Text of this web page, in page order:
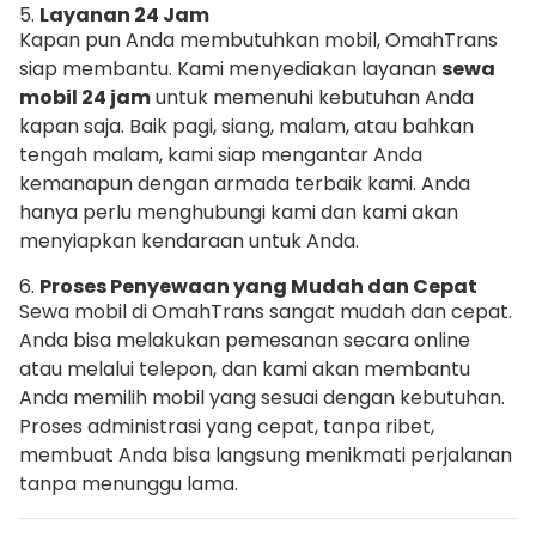
5. Layanan 24 Jam
Kapan pun Anda membutuhkan mobil, OmahTrans
siap membantu. Kami menyediakan layanansewa
mobil 24 jamuntuk memenuhi kebutuhan Anda
kapan saja. Baik pagi, siang, malam, atau bahkan
tengah malam, kami siap mengantar Anda
kemanapun dengan armada terbaik kami. Anda
hanya perlu menghubungi kami dan kami akan
menyiapkan kendaraan untuk Anda.
6. Proses Penyewaan yang Mudah dan Cepat
Sewa mobil di OmahTrans sangat mudah dan cepat.
Anda bisa melakukan pemesanan secara online
atau melalui telepon, dan kami akan membantu
Anda memilih mobil yang sesuai dengan kebutuhan.
Proses administrasi yang cepat, tanpa ribet,
membuat Anda bisa langsung menikmati perjalanan
tanpa menunggu lama.